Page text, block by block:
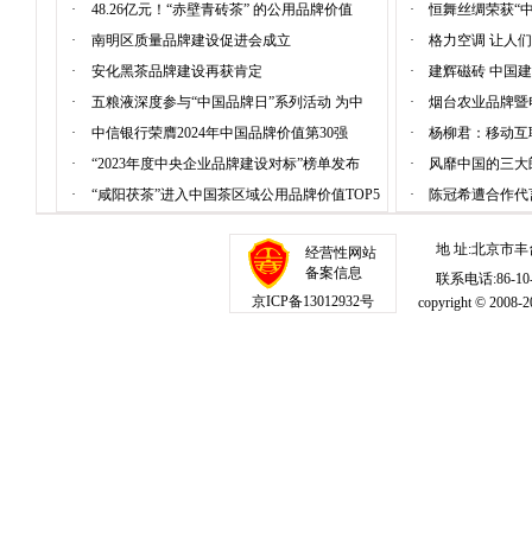
·
48.26亿元！“赤壁青砖茶” 的公用品牌价值
·
南明区质量品牌建设促进会成立
·
安化黑茶品牌建设再获肯定
·
五粮液深度参与“中国品牌日”系列活动 为中
·
中信银行荣膺2024年中国品牌价值第30强
·
“2023年度中央企业品牌建设对标”榜单发布
·
“咸阳茯茶”进入中国茶区域公用品牌价值TOP5
·
恒舞丝绸荣获“
·
格力空调 让人
·
建辉磁砖 中国
·
烟台农业品牌
·
杨柳君：移动
·
风靡中国的三
·
陈冠希遭合作
经营性网站
备案信息
京ICP备13012932号
地 址:北京市
联系电话:86-
copyright © 2008-